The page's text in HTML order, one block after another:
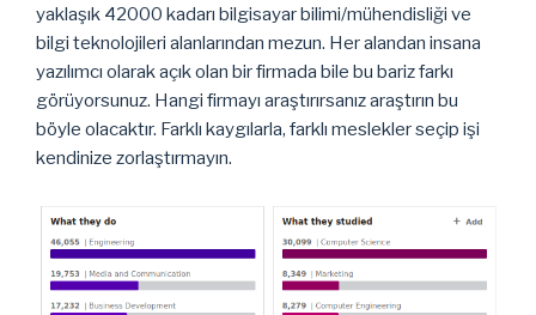
yaklaşık 42000 kadarı bilgisayar bilimi/mühendisliği ve
bilgi teknolojileri alanlarından mezun. Her alandan insana
yazılımcı olarak açık olan bir firmada bile bu bariz farkı
görüyorsunuz. Hangi firmayı araştırırsanız araştırın bu
böyle olacaktır. Farklı kaygılarla, farklı meslekler seçip işi
kendinize zorlaştırmayın.